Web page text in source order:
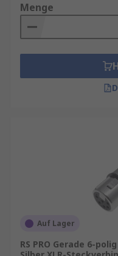
Menge
Auf Lager
RS PRO Gerade 6-